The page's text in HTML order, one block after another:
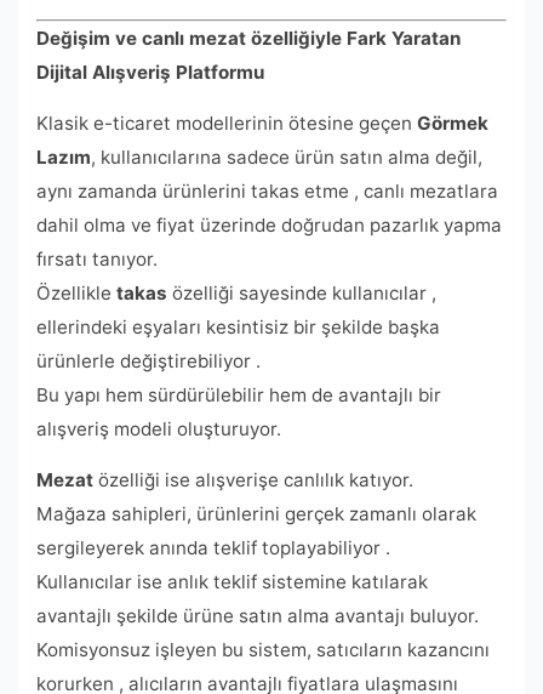
Değişim ve canlı mezat özelliğiyle Fark Yaratan
Dijital Alışveriş Platformu
Klasik e-ticaret modellerinin ötesine geçen Görmek
Lazım, kullanıcılarına sadece ürün satın alma değil,
aynı zamanda ürünlerini takas etme , canlı mezatlara
dahil olma ve fiyat üzerinde doğrudan pazarlık yapma
fırsatı tanıyor.
Özellikle takas özelliği sayesinde kullanıcılar ,
ellerindeki eşyaları kesintisiz bir şekilde başka
ürünlerle değiştirebiliyor .
Bu yapı hem sürdürülebilir hem de avantajlı bir
alışveriş modeli oluşturuyor.
Mezat özelliği ise alışverişe canlılık katıyor.
Mağaza sahipleri, ürünlerini gerçek zamanlı olarak
sergileyerek anında teklif toplayabiliyor .
Kullanıcılar ise anlık teklif sistemine katılarak
avantajlı şekilde ürüne satın alma avantajı buluyor.
Komisyonsuz işleyen bu sistem, satıcıların kazancını
korurken , alıcıların avantajlı fiyatlara ulaşmasını